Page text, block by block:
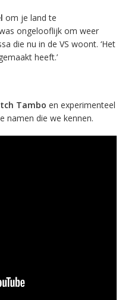
om je land te
ongelooflijk om weer
die nu in de VS woont. ‘Het
heeft.’
Tambo en experimenteel
namen die we kennen.